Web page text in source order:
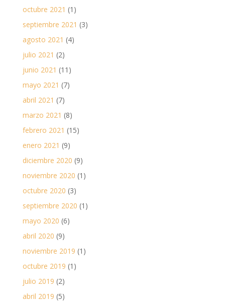
octubre 2021 (1)
septiembre 2021 (3)
agosto 2021 (4)
julio 2021 (2)
junio 2021 (11)
mayo 2021 (7)
abril 2021 (7)
marzo 2021 (8)
febrero 2021 (15)
enero 2021 (9)
diciembre 2020 (9)
noviembre 2020 (1)
octubre 2020 (3)
septiembre 2020 (1)
mayo 2020 (6)
abril 2020 (9)
noviembre 2019 (1)
octubre 2019 (1)
julio 2019 (2)
abril 2019 (5)